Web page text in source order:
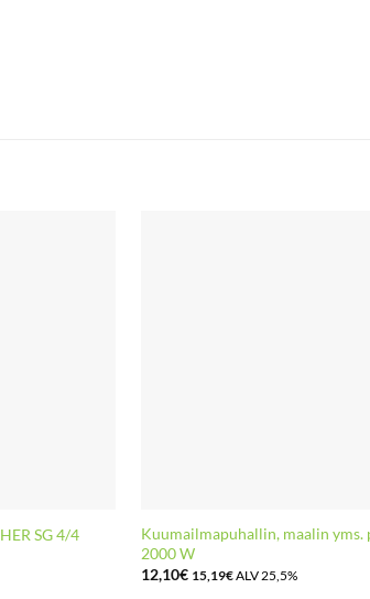
SG 4/4
Kuumailmapuhallin, maalin yms.
2000 W
12,10€ 15,19€ALV 25,5%